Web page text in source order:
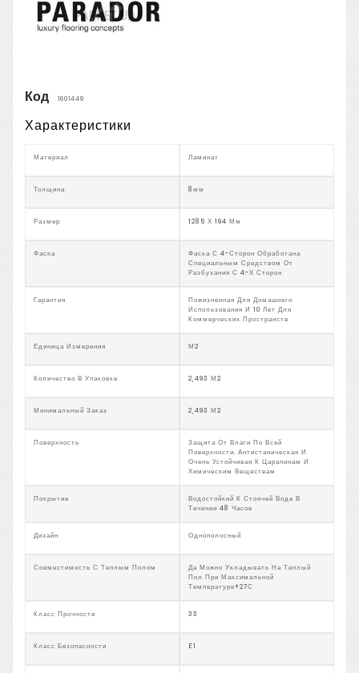
Код 1601449
Характеристики
Материал Ламинат
Толщина 8мм
Размер 1285 Х 194 Мм
Фаска
Фаска С 4-Сторон Обработана
Специальным Средством От
Разбухания С 4-Х Сторон
Гарантия
Пожизненная Для Домашнего
Использования И 10 Лет Для
Коммерческих Пространств
Единица Измерения М2
Количество В Упаковке 2,493 М2
Минимальный Заказ 2,493 М2
Поверхность
Защита От Влаги По Всей
Поверхности. Антистаническая И
Очень Устойчивая К Царапинам И
Химическим Веществам
Покрытие
Водостойкий К Стоячей Воде В
Течении 48 Часов
Дизайн Однополосный
Совместимость С Теплым Полом
Да Можно Укладывать На Теплый
Пол При Максимальной
Температуре+27С
Класс Прочности 33
Класс Безопасности E1